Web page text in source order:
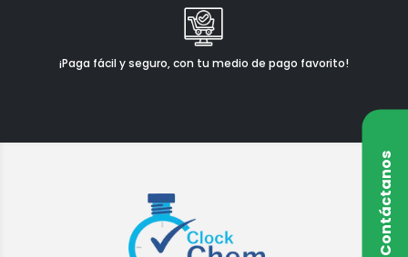
¡Paga fácil y seguro, con tu medio de pago favorito!
Contáctanos